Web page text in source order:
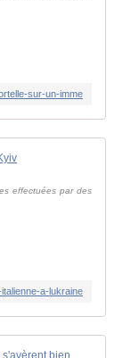
sur-un-imme
effectuées par des
a-lukraine